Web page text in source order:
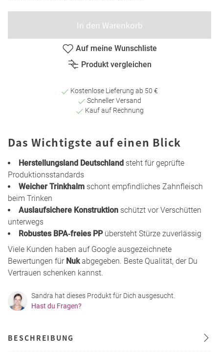
In den Warenkorb
Auf meine Wunschliste
Produkt vergleichen
Kostenlose Lieferung ab 50 €
Schneller Versand
Kauf auf Rechnung
Das Wichtigste auf einen Blick
Herstellungsland Deutschland steht für geprüfte
Produktionsstandards
Weicher Trinkhalm schont empfindliches Zahnfleisch
beim Trinken
Auslaufsichere Konstruktion schützt vor Verschütten
unterwegs
Robustes BPA‑freies PPübersteht Stürze zuverlässig
Viele Kunden haben auf Google ausgezeichnete
Bewertungen für Nukabgegeben. Beste Qualität, der Du
Vertrauen schenken kannst.
Sandra hat dieses Produkt für Dich ausgesucht.
Hast du Fragen?
BESCHREIBUNG